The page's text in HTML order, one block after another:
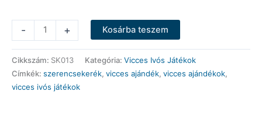
-
Ivós
Játékok
-
40.
Szülinapi
+ Kosárba teszem
Cikkszám: SK013 Kategória: Vicces Ivós Játékok
Címkék: szerencsekerék, vicces ajándék, vicces ajándékok,
vicces ivós játékok